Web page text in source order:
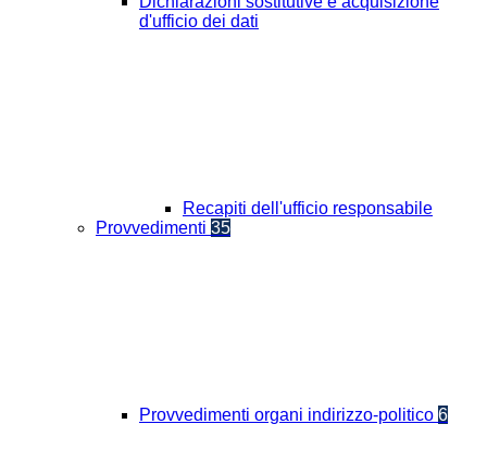
d'ufficio dei dati
Recapiti dell'ufficio responsabile
Provvedimenti 35
Provvedimenti organi indirizzo-politico 6